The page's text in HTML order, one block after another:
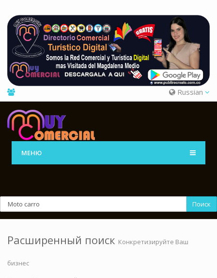
Russian
МЕНЮ
Поиск
Расширенный поиск Конкретизируйте Ваш
бизнес